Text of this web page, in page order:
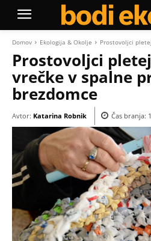
Domov Ekologija & Okolje Prostovoljci
Prostovoljci
vrečke v spalne
brezdomce
Avtor: Katarina Robnik Čas branja: 1